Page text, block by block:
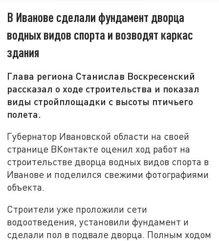
В Иванове сделали фундамент дворца
водных видов спорта и возводят каркас
здания
Глава региона Станислав Воскресенский
рассказал о ходе строительства и показал
виды стройплощадки с высоты птичьего
полета.
Губернатор Ивановской области на своей
странице ВКонтакте оценил ход работ на
строительстве дворца водных видов спорта в
Иванове и поделился свежими фотографиями
объекта.
Строители уже проложили сети
водоотведения, установили фундамент и
сделали пол в подвале дворца. Полным ходом